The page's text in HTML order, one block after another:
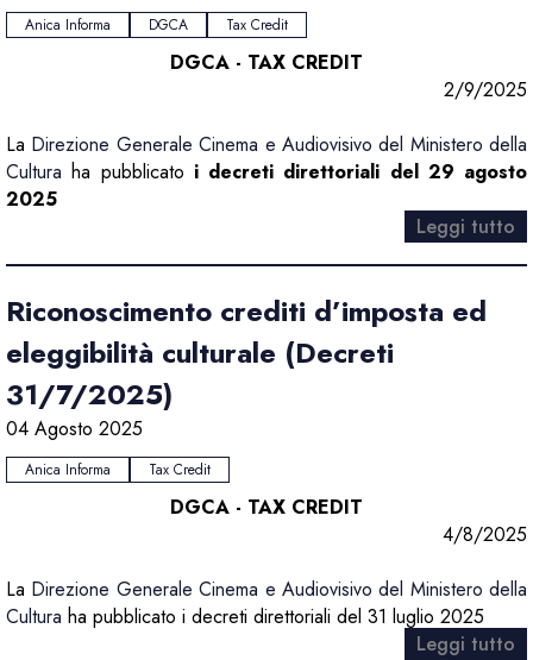
Anica Informa DGCA Tax Credit
DGCA - TAX CREDIT
2/9/2025
La Direzione Generale Cinema e Audiovisivo del Ministero della
Cultura ha pubblicato i decreti direttoriali del 29 agosto
2025
Leggi tutto
Riconoscimento crediti d’imposta ed
eleggibilità culturale (Decreti
31/7/2025)
04 Agosto 2025
Anica Informa Tax Credit
DGCA - TAX CREDIT
4/8/2025
La Direzione Generale Cinema e Audiovisivo del Ministero della
Cultura ha pubblicato i decreti direttoriali del 31 luglio 2025
Leggi tutto